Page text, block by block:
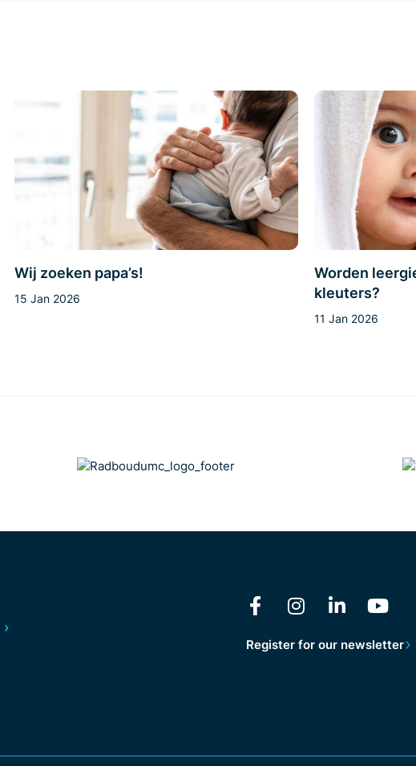
Wij zoeken papa’s!
15 Jan 2026
Worden
kleuters?
11 Jan 2026
Register for our newsletter